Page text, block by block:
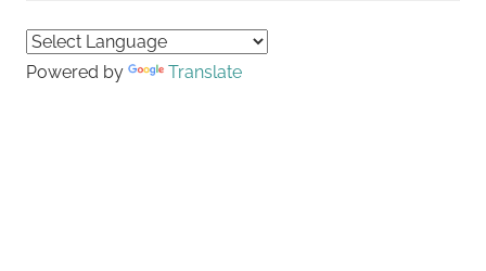
Powered by Translate